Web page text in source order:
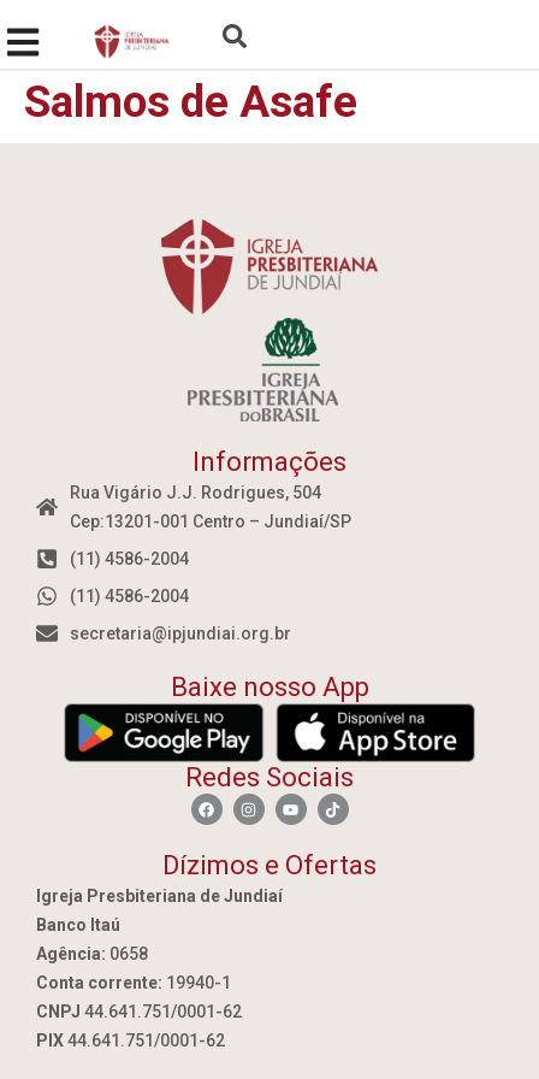
Salmos de Asafe
Informações
Rua Vigário J.J. Rodrigues, 504
Cep:13201-001 Centro – Jundiaí/SP
(11) 4586-2004
(11) 4586-2004
secretaria@ipjundiai.org.br
Baixe nosso App
Redes Sociais
Dízimos e Ofertas
Igreja Presbiteriana de Jundiaí
Banco Itaú
Agência: 0658
Conta corrente: 19940-1
CNPJ 44.641.751/0001-62
PIX44.641.751/0001-62